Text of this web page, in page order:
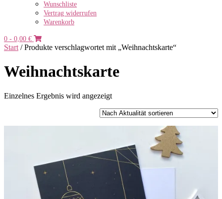
Wunschliste
Vertrag widerrufen
Warenkorb
0 - 0,00 €
Start / Produkte verschlagwortet mit „Weihnachtskarte“
Weihnachtskarte
Einzelnes Ergebnis wird angezeigt